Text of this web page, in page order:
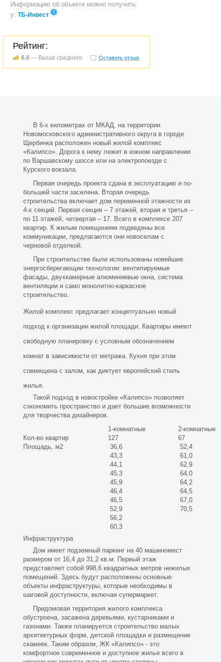
Информацию об объекте можно получить
у: ТБ-Инвест
Рейтинг:
6.6 — Выше среднего Оставить отзыв
В 6-х километрах от МКАД, на территории
Новомосковского административного округа в городе
Щербинка расположен новый жилой комплекс
«Калипсо». Дорога к нему лежит в южном направлении
по Варшавскому шоссе или на электропоезде с
Курского вокзала.
Первая очередь проекта сдана в эксплуатацию и по-
большей части заселена. Вторая очередь
строительства включает дом переменной этажности из
4-х секций. Первая секция – 7 этажей, вторая и третья –
по 11 этажей, четвертая – 17. Всего в комплексе 207
квартир. К жилым помещениям подведены все
коммуникации, предлагаются они новоселам с
черновой отделкой.
При строительстве были использованы новейшие
энергосберегающии технологии: вентилируемые
фасады, двухкамерные алюминиевые окна, система
вентиляции и само монолитно-каркасное
строительство.
Жилой комплекс предлагает концептуально новый
подход к организации жилой площади. Квартиры имеют
свободную планировку с условным обозначением
комнат в зависимости от метража. Кухня при этом
совмещена с залом, как диктует европейский стиль
жилья.
Такой подход в новостройке «Калипсо» позволяет
сэкономить пространство и дает большие возможности
для творчества дизайнеров.
1-комнатные
2-комнатные
Кол-во квартир
127
67
Площадь, м2
36,6
52,4
43,3
61,0
44,1
62,9
45,3
64,0
45,9
64,2
46,4
64,5
46,5
67,0
52,9
70,5
56,2
60,3
Инфраструктура
Дом имеет подземный паркинг на 40 машиномест
размером от 16,4 до 31,2 кв.м. Первый этаж
представляет собой 998,6 квадратных метров нежилых
помещений. Здесь будут расположены основные
объекты инфраструктуры, которые необходимы в
шаговой доступности, включая супермаркет.
Придомовая территория жилого комплекса
обустроена, засажена деревьями, кустарниками и
газонами. Также планируется строительство малых
архитектурных форм, детской площадки и размещение
скамеек. Таким образом, ЖК «Калипсо» - это
комфортное современное и доступное жилье всего в